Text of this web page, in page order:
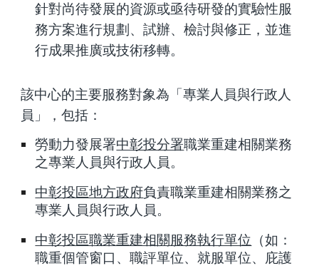
針對尚待發展的資源或亟待研發的實驗性服
務方案進行規劃、試辦、檢討與修正，並進
行成果推廣或技術移轉。
該中心的主要服務對象為「專業人員與行政人
員」，包括：
勞動力發展署中彰投分署職業重建相關業務
之專業人員與行政人員。
中彰投區地方政府負責職業重建相關業務之
專業人員與行政人員。
中彰投區職業重建相關服務執行單位 （如：
職重個管窗口、職評單位、就服單位、庇護